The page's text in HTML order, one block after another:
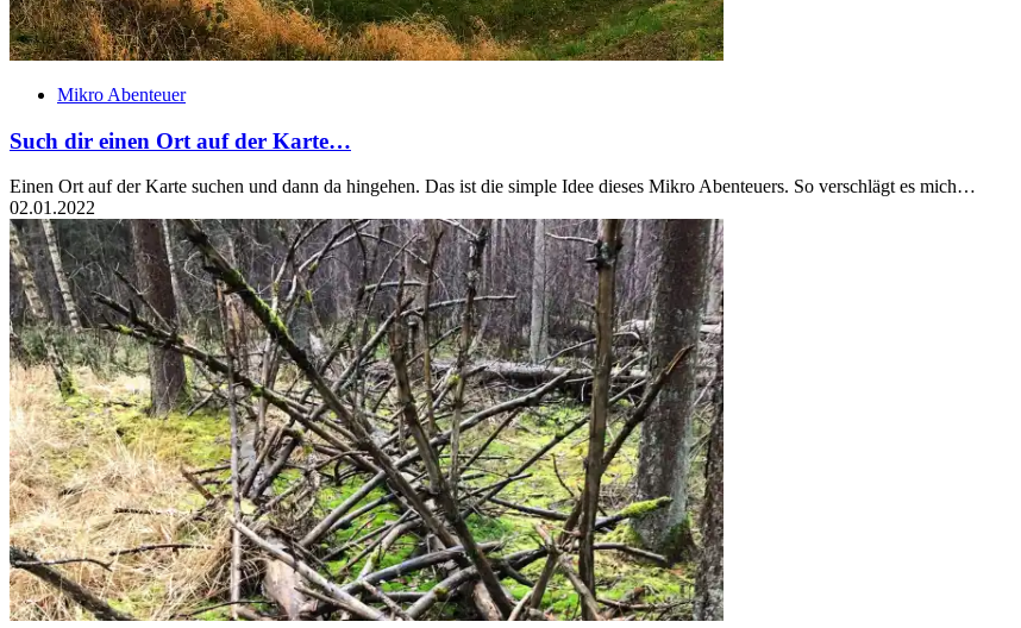
Mikro Abenteuer
Such dir einen Ort auf der Karte…
Einen Ort auf der Karte suchen und dann da hingehen. Das ist die simple Idee dieses Mikro Abenteuers. So verschlägt es mich…
02.01.2022